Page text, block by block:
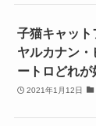
子猫キャット
ヤルカナン
ートロどれが
2021年1月12日